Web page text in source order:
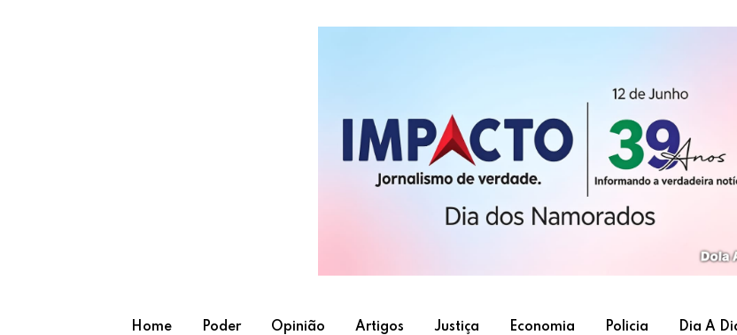
Home Poder Opinião Artigos Justiça Economia Policia Dia A